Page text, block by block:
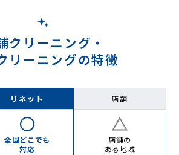
クリーニング・
リーニングの特徴
リネット 店舗
全国どこでも
対応
店舗の
ある地域